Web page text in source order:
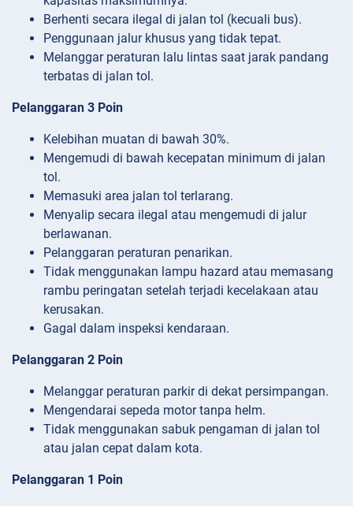
Berhenti secara ilegal di jalan tol (kecuali bus).
Penggunaan jalur khusus yang tidak tepat.
Melanggar peraturan lalu lintas saat jarak pandang
terbatas di jalan tol.
Pelanggaran 3 Poin
Kelebihan muatan di bawah 30%.
Mengemudi di bawah kecepatan minimum di jalan
tol.
Memasuki area jalan tol terlarang.
Menyalip secara ilegal atau mengemudi di jalur
berlawanan.
Pelanggaran peraturan penarikan.
Tidak menggunakan lampu hazard atau memasang
rambu peringatan setelah terjadi kecelakaan atau
kerusakan.
Gagal dalam inspeksi kendaraan.
Pelanggaran 2 Poin
Melanggar peraturan parkir di dekat persimpangan.
Mengendarai sepeda motor tanpa helm.
Tidak menggunakan sabuk pengaman di jalan tol
atau jalan cepat dalam kota.
Pelanggaran 1 Poin